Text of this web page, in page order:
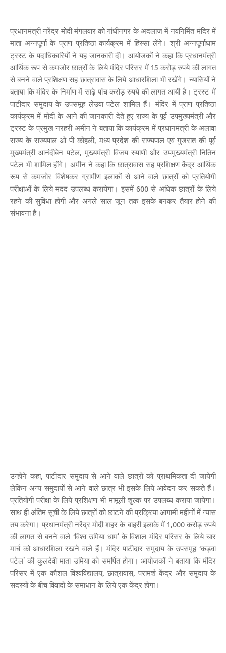
प्रधानमंत्री नरेंद्र मोदी मंगलवार को गांधीनगर के अदलाज में नवनिर्मित मंदिर में
माता अन्नपूर्णा के प्राण प्रतिष्ठा कार्यक्रम में हिस्सा लेंगे। श्री अन्नपूर्णाधाम
ट्रस्ट के पदाधिकारियों ने यह जानकारी दी। आयोजकों ने कहा कि प्रधानमंत्री
आर्थिक रूप से कमजोर छात्रों के लिये मंदिर परिसर में 15 करोड़ रुपये की लागत
से बनने वाले प्रशिक्षण सह छात्रावास के लिये आधारशिला भी रखेंगे। न्यासियों ने
बताया कि मंदिर के निर्माण में साढ़े पांच करोड़ रुपये की लागत आयी है। ट्रस्ट में
पाटीदार समुदाय के उपसमूह लेउवा पटेल शामिल हैं। मंदिर में प्राण प्रतिष्ठा
कार्यक्रम में मोदी के आने की जानकारी देते हुए राज्य के पूर्व उपमुख्यमंत्री और
ट्रस्ट के प्रमुख नरहरी अमीन ने बताया कि कार्यक्रम में प्रधानमंत्री के अलावा
राज्य के राज्यपाल ओ पी कोहली, मध्य प्रदेश की राज्यपाल एवं गुजरात की पूर्व
मुख्यमंत्री आनंदीबेन पटेल, मुख्यमंत्री विजय रुपाणी और उपमुख्यमंत्री नितिन
पटेल भी शामिल होंगे। अमीन ने कहा कि छात्रावास सह प्रशिक्षण केंद्र आर्थिक
रूप से कमजोर विशेषकर ग्रामीण इलाकों से आने वाले छात्रों को प्रतियोगी
परीक्षाओं के लिये मदद उपलब्ध करायेगा। इसमें 600 से अधिक छात्रों के लिये
रहने की सुविधा होगी और अगले साल जून तक इसके बनकर तैयार होने की
संभावना है।
उन्होंने कहा, पाटीदार समुदाय से आने वाले छात्रों को प्राथमिकता दी जायेगी
लेकिन अन्य समुदायों से आने वाले छात्र भी इसके लिये आवेदन कर सकते हैं।
प्रतियोगी परीक्षा के लिये प्रशिक्षण भी मामूली शुल्क पर उपलब्ध कराया जायेगा।
साथ ही अंतिम सूची के लिये छात्रों को छांटने की प्रक्रिया आगामी महीनों में न्यास
तय करेगा। प्रधानमंत्री नरेंद्र मोदी शहर के बाहरी इलाके में 1,000 करोड़ रुपये
की लागत से बनने वाले ‘विश्व उमिया धाम’ के विशाल मंदिर परिसर के लिये चार
मार्च को आधारशिला रखने वाले हैं। मंदिर पाटीदार समुदाय के उपसमूह ‘कड़वा
पटेल’ की कुलदेवी माता उमिया को समर्पित होगा। आयोजकों ने बताया कि मंदिर
परिसर में एक कौशल विश्वविद्यालय, छात्रावास, परामर्श केंद्र और समुदाय के
सदस्यों के बीच विवादों के समाधान के लिये एक केंद्र होगा।